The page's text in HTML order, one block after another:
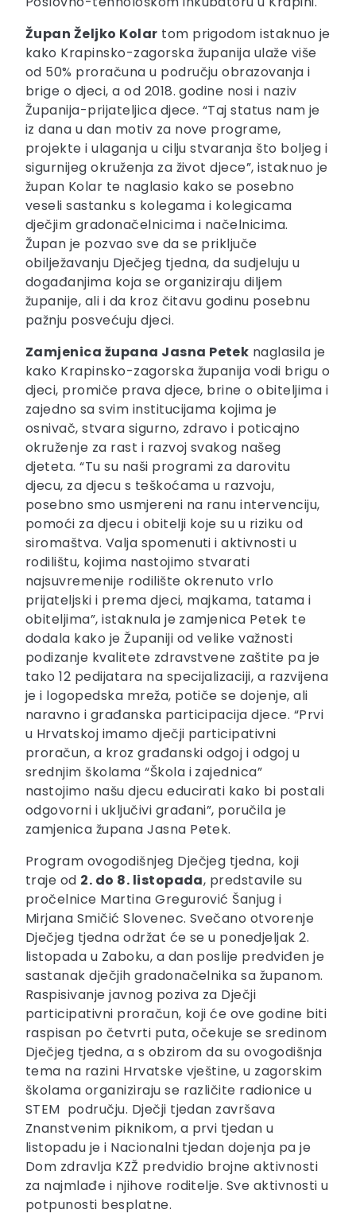
Župan Željko Kolar tom prigodom istaknuo je
kako Krapinsko-zagorska županija ulaže više
od 50% proračuna u području obrazovanja i
brige o djeci, a od 2018. godine nosi i naziv
Županija-prijateljica djece. “Taj status nam je
iz dana u dan motiv za nove programe,
projekte i ulaganja u cilju stvaranja što boljeg i
sigurnijeg okruženja za život djece”, istaknuo je
župan Kolar te naglasio kako se posebno
veseli sastanku s kolegama i kolegicama
dječjim gradonačelnicima i načelnicima.
Župan je pozvao sve da se priključe
obilježavanju Dječjeg tjedna, da sudjeluju u
događanjima koja se organiziraju diljem
županije, ali i da kroz čitavu godinu posebnu
pažnju posvećuju djeci.
Zamjenica župana Jasna Petek naglasila je
kako Krapinsko-zagorska županija vodi brigu o
djeci, promiče prava djece, brine o obiteljima i
zajedno sa svim institucijama kojima je
osnivač, stvara sigurno, zdravo i poticajno
okruženje za rast i razvoj svakog našeg
djeteta. “Tu su naši programi za darovitu
djecu, za djecu s teškoćama u razvoju,
posebno smo usmjereni na ranu intervenciju,
pomoći za djecu i obitelji koje su u riziku od
siromaštva. Valja spomenuti i aktivnosti u
rodilištu, kojima nastojimo stvarati
najsuvremenije rodilište okrenuto vrlo
prijateljski i prema djeci, majkama, tatama i
obiteljima”, istaknula je zamjenica Petek te
dodala kako je Županiji od velike važnosti
podizanje kvalitete zdravstvene zaštite pa je
tako 12 pedijatara na specijalizaciji, a razvijena
je i logopedska mreža, potiče se dojenje, ali
naravno i građanska participacija djece. “Prvi
u Hrvatskoj imamo dječji participativni
proračun, a kroz građanski odgoj i odgoj u
srednjim školama “Škola i zajednica”
nastojimo našu djecu educirati kako bi postali
odgovorni i uključivi građani”, poručila je
zamjenica župana Jasna Petek.
Program ovogodišnjeg Dječjeg tjedna, koji
traje od 2. do 8. listopada, predstavile su
pročelnice Martina Gregurović Šanjug i
Mirjana Smičić Slovenec. Svečano otvorenje
Dječjeg tjedna održat će se u ponedjeljak 2.
listopada u Zaboku, a dan poslije predviđen je
sastanak dječjih gradonačelnika sa županom.
Raspisivanje javnog poziva za Dječji
participativni proračun, koji će ove godine biti
raspisan po četvrti puta, očekuje se sredinom
Dječjeg tjedna, a s obzirom da su ovogodišnja
tema na razini Hrvatske vještine, u zagorskim
školama organiziraju se različite radionice u
STEM području. Dječji tjedan završava
Znanstvenim piknikom, a prvi tjedan u
listopadu je i Nacionalni tjedan dojenja pa je
Dom zdravlja KZŽ predvidio brojne aktivnosti
za najmlađe i njihove roditelje. Sve aktivnosti u
potpunosti besplatne.